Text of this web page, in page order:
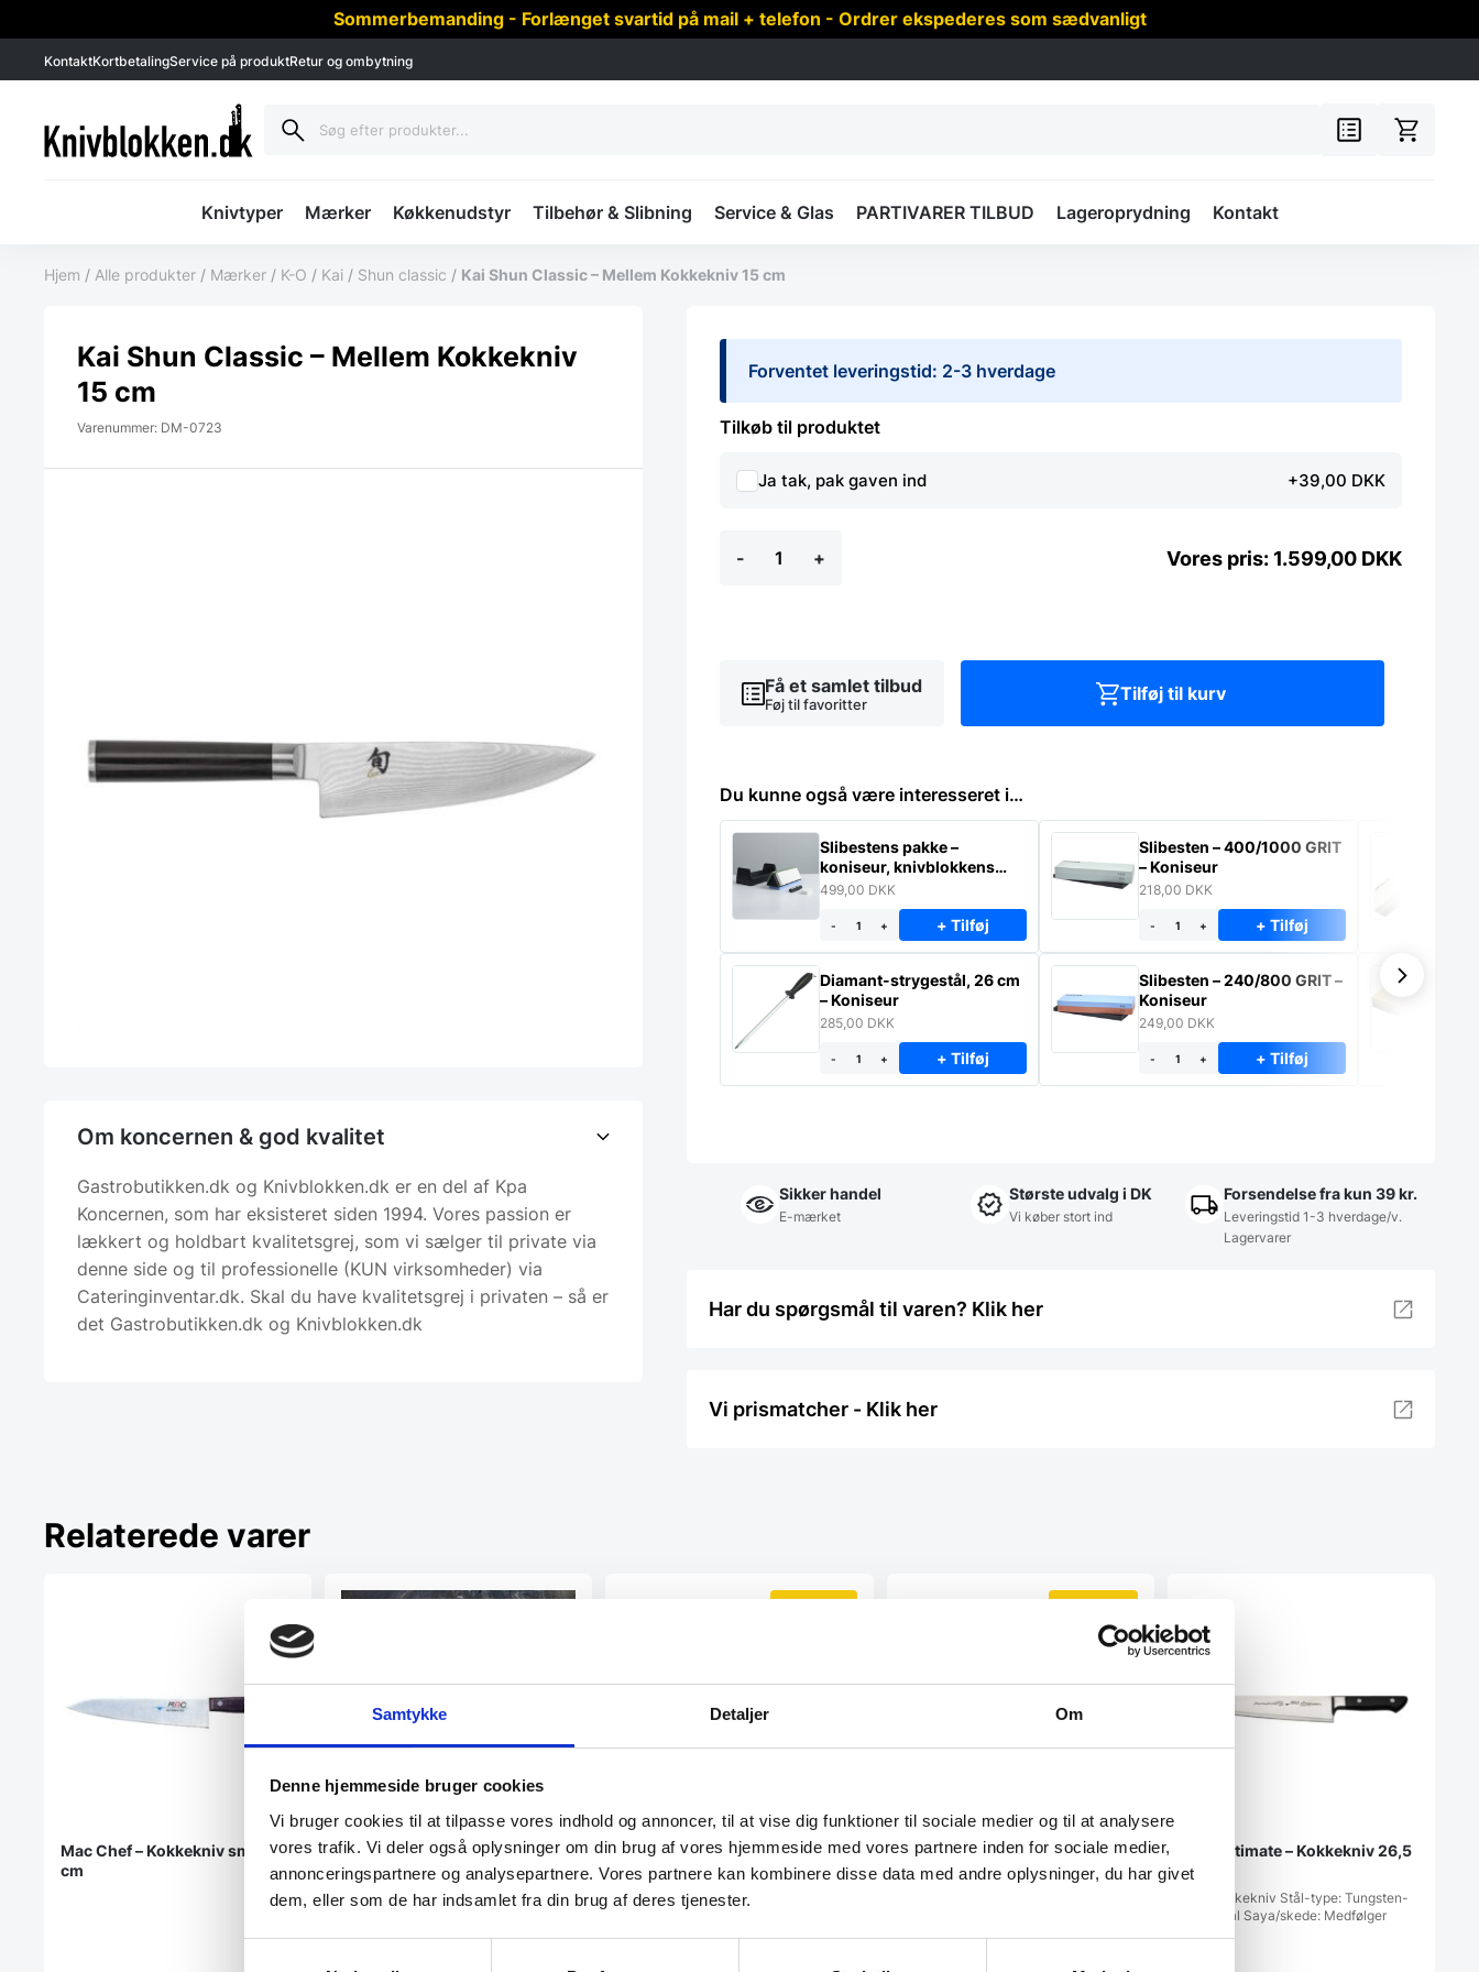
Samtykke Detaljer Om
Denne hjemmeside bruger cookies
Vi bruger cookies til at tilpasse vores indhold og annoncer, til at vise dig funktioner til sociale medier og til at analysere
vores trafik. Vi deler også oplysninger om din brug af vores hjemmeside med vores partnere inden for sociale medier,
annonceringspartnere og analysepartnere. Vores partnere kan kombinere disse data med andre oplysninger, du har givet
dem, eller som de har indsamlet fra din brug af deres tjenester.
Sommerbemanding - Forlænget svartid på mail + telefon - Ordrer ekspederes som sædvanligt
KontaktKortbetalingService på produktRetur og ombytning
Knivtyper Mærker Køkkenudstyr Tilbehør & Slibning Service & Glas PARTIVARER TILBUD Lageroprydning Kontakt
Hjem / Alle produkter / Mærker / K-O / Kai / Shun classic / Kai Shun Classic – Mellem Kokkekniv 15 cm
Kai Shun Classic – Mellem Kokkekniv
15 cm
Varenummer: DM-0723
Om koncernen & god kvalitet
Gastrobutikken.dk og Knivblokken.dk er en del af Kpa
Koncernen, som har eksisteret siden 1994. Vores passion er
lækkert og holdbart kvalitetsgrej, som vi sælger til private via
denne side og til professionelle (KUN virksomheder) via
Cateringinventar.dk. Skal du have kvalitetsgrej i privaten – så er
det Gastrobutikken.dk og Knivblokken.dk
Forventet leveringstid: 2-3 hverdage
Tilkøb til produktet
Ja tak, pak gaven ind +39,00 DKK
-
Shun
cm
antal
+ 1.599,00 DKK
Få et samlet tilbud
Føj til favoritter Tilføj til kurv
Du kunne også være interesseret i…
Slibestens pakke –
koniseur, knivblokkens
egen.
499,00 DKK
- + + Tilføj
Diamant-strygestål, 26 cm
– Koniseur
285,00 DKK
- + + Tilføj
Slibesten – 400/1000 GRIT
– Koniseur
218,00 DKK
- + + Tilføj
Slibesten – 240/800 GRIT –
Koniseur
249,00 DKK
- + + Tilføj
Sikker handel
E-mærket
Største udvalg i DK
Vi køber stort ind
Forsendelse fra kun 39 kr.
Leveringstid 1-3 hverdage/v.
Lagervarer
Har du spørgsmål til varen? Klik her
Vi prismatcher - Klik her
Relaterede varer
Mac Chef – Kokkekniv smal 21
cm
Kokkeknivsæt, 2 dele
Risvig Design - Damaskus
Kokkeknivsæt, 2 deleActus serien fra
Risvig er…
SPAR 16%
Kokkekniv 20 cm – Yaxell RAN
Kokkekniv 20 cm, Yaxell
RAN Serien: RAN er et skridt op i
kvalitet i forhold…
SPAR 30%
Kokkekniv 20 cm. – Zwilling
Gourmet
Mac Ultimate – Kokkekniv 26,5
cm
Stil: Kokkekniv Stål-type: Tungsten-
MAC stål Saya/skede: Medfølger